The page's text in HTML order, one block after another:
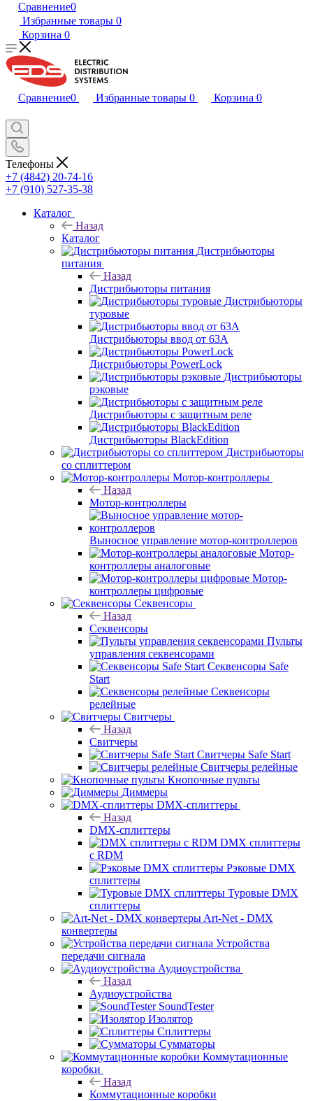
Сравнение0
Избранные товары 0
Корзина 0
Сравнение0 Избранные товары 0 Корзина 0
Телефоны
+7 (4842) 20-74-16
+7 (910) 527-35-38
Каталог
Назад
Каталог
Дистрибьюторы
питания
Назад
Дистрибьюторы питания
Дистрибьюторы
туровые
Дистрибьюторы ввод от 63A
Дистрибьюторы PowerLock
Дистрибьюторы
рэковые
Дистрибьюторы с защитным реле
Дистрибьюторы BlackEdition
Дистрибьюторы
со сплиттером
Мотор-контроллеры
Назад
Мотор-контроллеры
Выносное управление мотор-контроллеров
Мотор-
контроллеры аналоговые
Мотор-
контроллеры цифровые
Секвенсоры
Назад
Секвенсоры
Пульты
управления секвенсорами
Секвенсоры Safe
Start
Секвенсоры
релейные
Свитчеры
Назад
Свитчеры
Свитчеры Safe Start
Свитчеры релейные
Кнопочные пульты
Диммеры
DMX-сплиттеры
Назад
DMX-сплиттеры
DMX сплиттеры
с RDM
Рэковые DMX
сплиттеры
Туровые DMX
сплиттеры
Art-Net - DMX
конвертеры
Устройства
передачи сигнала
Аудиоустройства
Назад
Аудиоустройства
SoundTester
Изолятор
Сплиттеры
Сумматоры
Коммутационные
коробки
Назад
Коммутационные коробки